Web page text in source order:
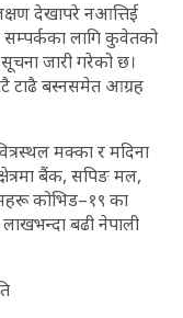
देखापरे नआत्तिई
लागि कुवेतको
जारी गरेको छ।
टाढै बस्नसमेत आग्रह
मक्का र मदिना
बैंक, सपिङ मल,
कोभिड–१९ का
बढी नेपाली